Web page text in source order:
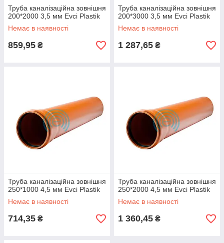
Труба каналізаційна зовнішня
200*2000 3,5 мм Evci Plastik
Немає в наявності
859,95 ₴
Труба каналізаційна зовнішня
200*3000 3,5 мм Evci Plastik
Немає в наявності
1 287,65 ₴
Труба каналізаційна зовнішня
250*1000 4,5 мм Evci Plastik
Немає в наявності
714,35 ₴
Труба каналізаційна зовнішня
250*2000 4,5 мм Evci Plastik
Немає в наявності
1 360,45 ₴